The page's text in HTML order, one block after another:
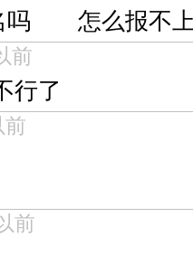
吗 怎么报不
前
行了
前
前